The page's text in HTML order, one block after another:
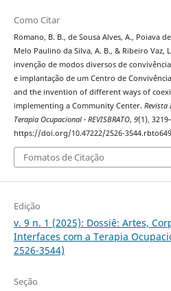
Como Citar
Romano, B. B., de Sousa Alves, A., Poiava
Melo Paulino da Silva, A. B., & Ribeiro Vaz,
invenção de modos diversos de
e implantação de um Centro de
and the invention of different ways of
implementing a Community Center.
Terapia Ocupacional - REVISBRATO, 9(1),
https://doi.org/10.47222/2526-
Fomatos de Citação
Edição
v. 9 n. 1 (2025): Dossiê: Artes,
Interfaces com a Terapia
2526-3544)
Seção